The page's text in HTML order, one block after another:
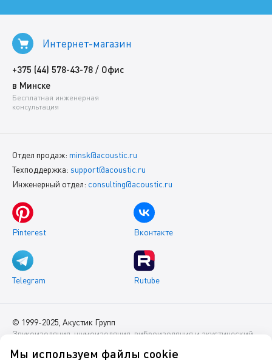
Интернет-магазин
+375 (44) 578-43-78 / Офис
в Минске
Бесплатная инженерная
консультация
Отдел продаж: minsk@acoustic.ru
Техподдержка: support@acoustic.ru
Инженерный отдел: consulting@acoustic.ru
Pinterest Вконтакте
Telegram Rutube
© 1999-2025, Акустик Групп
Звукоизоляция, шумоизоляция, виброизоляция и акустический
Мы используем файлы cookie